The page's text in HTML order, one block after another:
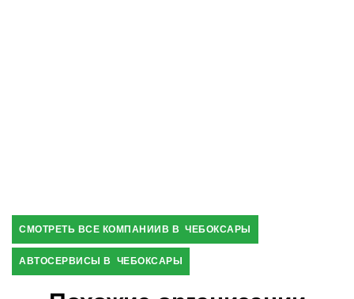
СМОТРЕТЬ ВСЕ КОМПАНИИВ В ЧЕБОКСАРЫ
АВТОСЕРВИСЫ В ЧЕБОКСАРЫ